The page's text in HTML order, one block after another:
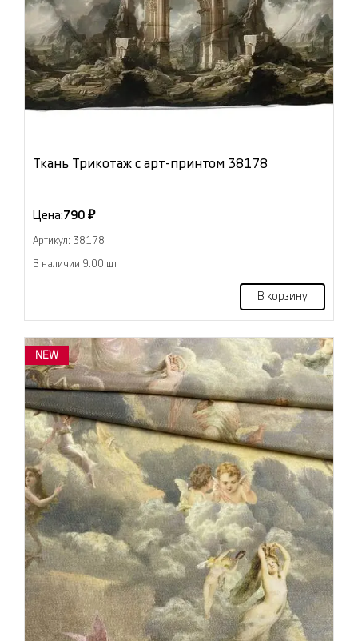
Ткань Трикотаж с арт-принтом 38178
Цена:790 ₽
Артикул: 38178
В наличии 9.00 шт
В корзину
NEW